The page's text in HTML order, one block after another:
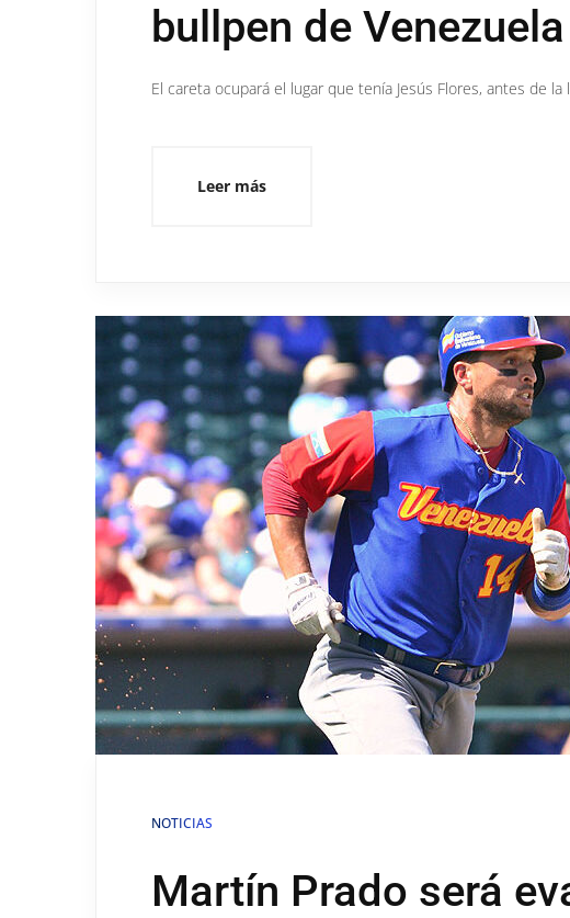
bullpen de Venezuela
El careta ocupará el lugar que tenía Jesús Flores, antes de la
Leer más
NOTICIAS
Martín Prado será